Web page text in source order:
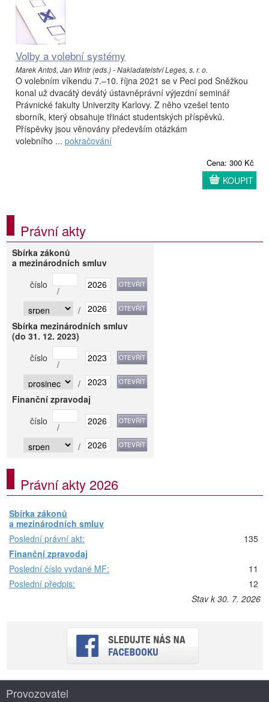
Volby a volební systémy
Marek Antoš, Jan Wintr (eds.) - Nakladatelství Leges, s. r. o.
O volebním víkendu 7.–10. října 2021 se v Peci pod Sněžkou
konal už dvacátý devátý ústavněprávní výjezdní seminář
Právnické fakulty Univerzity Karlovy. Z něho vzešel tento
sborník, který obsahuje třináct studentských příspěvků.
Příspěvky jsou věnovány především otázkám
volebního ... pokračování
Cena: 300 Kč
KOUPIT
Právní akty
Sbírka zákonů
a mezinárodních smluv
číslo
/
/
Sbírka mezinárodních smluv
(do 31. 12. 2023)
číslo
/
/
Finanční zpravodaj
číslo
/
/
Právní akty 2026
Sbírka zákonů
a mezinárodních smluv
Poslední právní akt:
135
Finanční zpravodaj
Poslední číslo vydané MF:
11
Poslední předpis:
12
Stav k 30. 7. 2026
Provozovatel